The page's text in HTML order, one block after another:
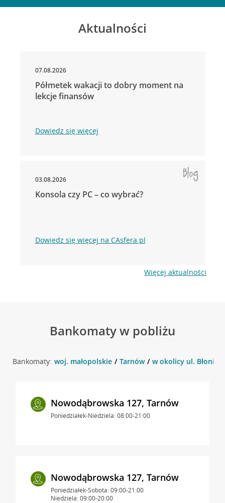
Aktualności
07.08.2026
Półmetek wakacji to dobry moment na
lekcje finansów
Dowiedz się więcej
03.08.2026
Konsola czy PC – co wybrać?
Dowiedz się więcej na CAsfera.pl
Więcej aktualności
Bankomaty w pobliżu
Bankomaty: woj. małopolskie Tarnów w okolicy ul. Błonie
Nowodąbrowska 127, Tarnów
Poniedziałek-Niedziela: 08:00-21:00
Nowodąbrowska 127, Tarnów
Poniedziałek-Sobota: 09:00-21:00
Niedziela: 09:00-20:00